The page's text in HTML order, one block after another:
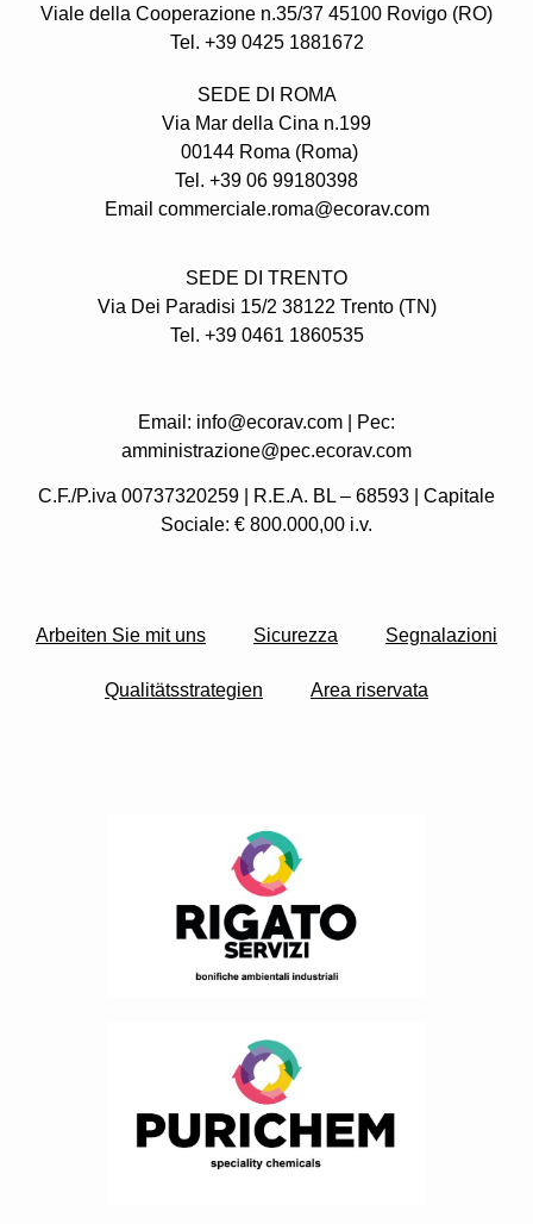
Viale della Cooperazione n.35/37 45100 Rovigo (RO)
Tel. +39 0425 1881672
SEDE DI ROMA
Via Mar della Cina n.199
00144 Roma (Roma)
Tel. +39 06 99180398
Email commerciale.roma@ecorav.com
SEDE DI TRENTO
Via Dei Paradisi 15/2 38122 Trento(TN)
Tel. +39 0461 1860535
Email: info@ecorav.com | Pec:
amministrazione@pec.ecorav.com
C.F./P.iva 00737320259 | R.E.A. BL – 68593 | Capitale
Sociale: € 800.000,00 i.v.
Arbeiten Sie mit uns Sicurezza Segnalazioni
Qualitätsstrategien Area riservata